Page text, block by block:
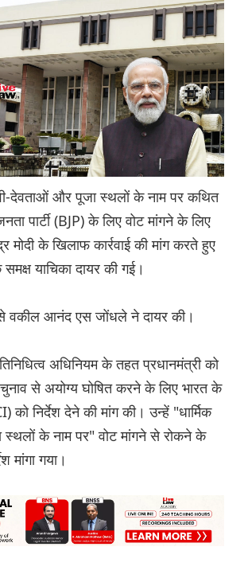
देवताओं और पूजा स्थलों के नाम पर कथित
पार्टी (BJP) के लिए वोट मांगने के लिए
मोदी के खिलाफ कार्रवाई की मांग करते हुए
समक्ष याचिका दायर की गई।
वकील आनंद एस जोंधले ने दायर की।
अधिनियम के तहत प्रधानमंत्री को
से अयोग्य घोषित करने के लिए भारत के
को निर्देश देने की मांग की। उन्हें "धार्मिक
के नाम पर" वोट मांगने से रोकने के
मांगा गया।